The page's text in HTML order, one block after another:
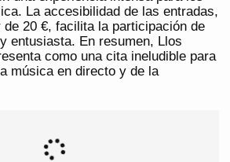
La accesibilidad de las entradas,
20 €, facilita la participación de
entusiasta. En resumen, Llos
como una cita ineludible para
música en directo y de la